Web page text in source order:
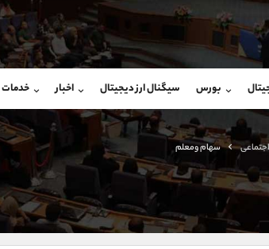
بورس سیگنال ارز دیجیتال اخبار خدمات
سهام ومعلم
شروع گفتگو
@Armteam_admin_103
103 داخلی